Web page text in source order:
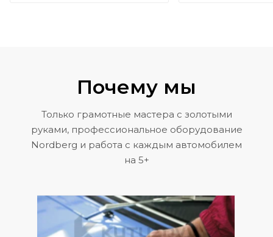
Почему мы
Только грамотные мастера с золотыми
руками, профессиональное оборудование
Nordberg и работа с каждым автомобилем
на 5+